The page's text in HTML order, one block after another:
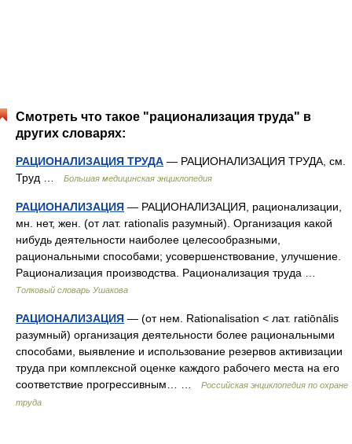
Смотреть что такое "рационализация труда" в
других словарях:
РАЦИОНАЛИЗАЦИЯ ТРУДА — РАЦИОНАЛИЗАЦИЯ ТРУДА, см.
Труд …
Большая медицинская энциклопедия
РАЦИОНАЛИЗАЦИЯ — РАЦИОНАЛИЗАЦИЯ, рационализации,
мн. нет, жен. (от лат. rationalis разумный). Организация какой
нибудь деятельности наиболее целесообразными,
рациональными способами; усовершенствование, улучшение.
Рационализация производства. Рационализация труда …
Толковый словарь Ушакова
РАЦИОНАЛИЗАЦИЯ — (от нем. Rationalisation < лат. ratiōnālis
разумный) организация деятельности более рациональными
способами, выявление и использование резервов активизации
труда при комплексной оценке каждого рабочего места на его
соответствие прогрессивным… …
Российская энциклопедия по охране
труда